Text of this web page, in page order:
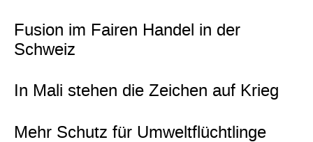
Fusion im Fairen Handel in der
Schweiz
In Mali stehen die Zeichen auf Krieg
Mehr Schutz für Umweltflüchtlinge